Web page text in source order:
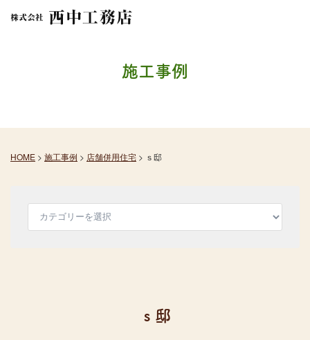
施工事例
HOME > 施工事例 > 店舗併用住宅 > ｓ邸
ｓ邸